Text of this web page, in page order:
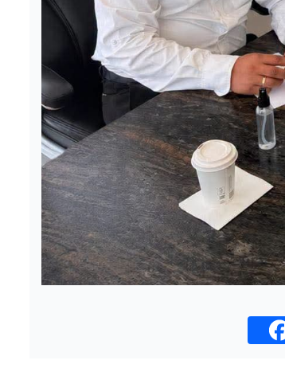
gratuita en San Luis
Potosí
1 agosto 2026 Redacción